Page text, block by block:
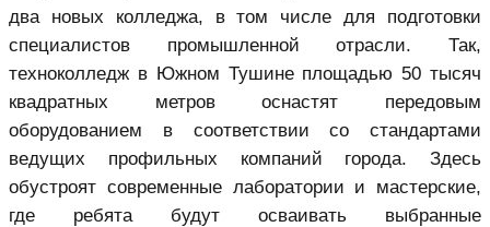
два новых колледжа, в том числе для подготовки
специалистов промышленной отрасли. Так,
техноколледж в Южном Тушине площадью 50 тысяч
квадратных метров оснастят передовым
оборудованием в соответствии со стандартами
ведущих профильных компаний города. Здесь
обустроят современные лаборатории и мастерские,
где ребята будут осваивать выбранные